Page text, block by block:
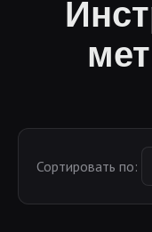
Сортировать по: